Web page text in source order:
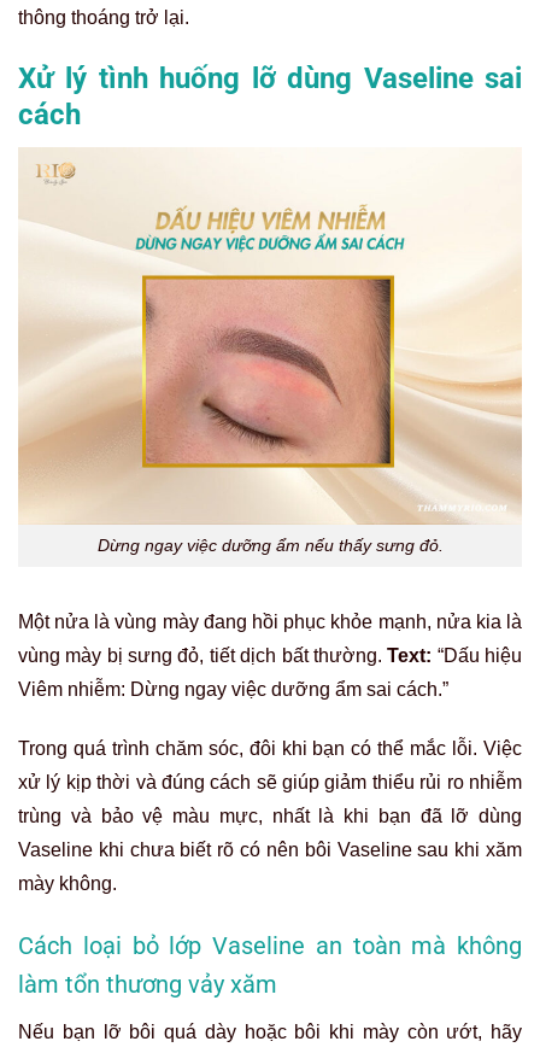
thông thoáng trở lại.
Xử lý tình huống lỡ dùng Vaseline sai
cách
Dừng ngay việc dưỡng ẩm nếu thấy sưng đỏ.
Một nửa là vùng mày đang hồi phục khỏe mạnh, nửa kia là
vùng mày bị sưng đỏ, tiết dịch bất thường.Text: “Dấu hiệu
Viêm nhiễm: Dừng ngay việc dưỡng ẩm sai cách.”
Trong quá trình chăm sóc, đôi khi bạn có thể mắc lỗi. Việc
xử lý kịp thời và đúng cách sẽ giúp giảm thiểu rủi ro nhiễm
trùng và bảo vệ màu mực, nhất là khi bạn đã lỡ dùng
Vaseline khi chưa biết rõ có nên bôi Vaseline sau khi xăm
mày không.
Cách loại bỏ lớp Vaseline an toàn mà không
làm tổn thương vảy xăm
Nếu bạn lỡ bôi quá dày hoặc bôi khi mày còn ướt, hãy